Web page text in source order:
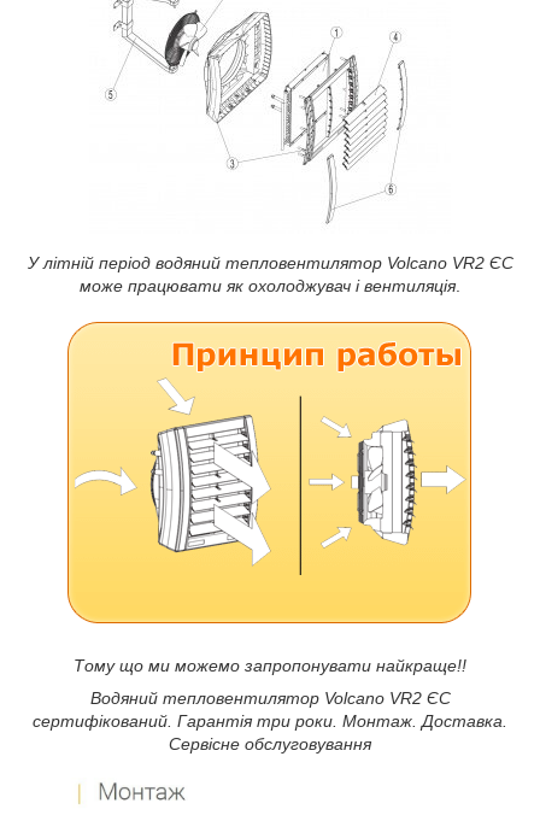
У літній період водяний тепловентилятор Volcano VR2 ЄС
може працювати як охолоджувач і вентиляція
Тому що ми можемо запропонувати найкраще!!
Водяний тепловентилятор Volcano VR2 ЄС
сертифікований. Гарантія три роки. Монтаж. Доставка.
Сервісне обслуговування